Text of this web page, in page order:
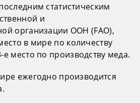
статистическим
и
организации ООН (FAO),
в мире по количеству
место по производству меда.
ежегодно производится